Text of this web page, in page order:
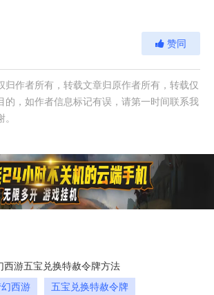
赞同
归作者所有，转载文章归原作者所有，转载仅
的，如作者信息标记有误，请第一时间联系我
西游五宝兑换特赦令牌方法
西游
五宝兑换特赦令牌